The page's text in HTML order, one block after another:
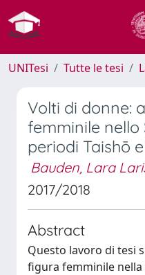
UNITesi Tutte le tesi
Volti di donne:
femminile nello
periodi Taishō
Bauden, Lara
2017/2018
Abstract
Questo lavoro di tesi
figura femminile